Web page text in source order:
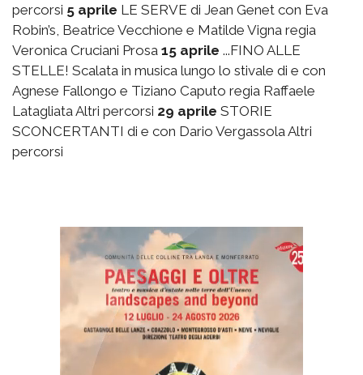
percorsi 5 aprile LE SERVE di Jean Genet con Eva
Robin’s, Beatrice Vecchione e Matilde Vigna regia
Veronica Cruciani Prosa 15 aprile ...FINO ALLE
STELLE! Scalata in musica lungo lo stivale di e con
Agnese Fallongo e Tiziano Caputo regia Raffaele
Latagliata Altri percorsi 29 aprile STORIE
SCONCERTANTI di e con Dario Vergassola Altri
percorsi